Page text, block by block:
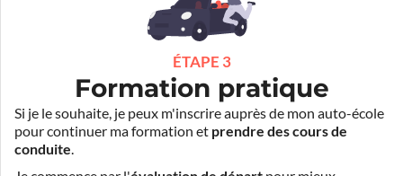
ÉTAPE 3
Formation pratique
Si je le souhaite, je peux m'inscrire auprès de mon auto-école
pour continuer ma formation et prendre des cours de
conduite.